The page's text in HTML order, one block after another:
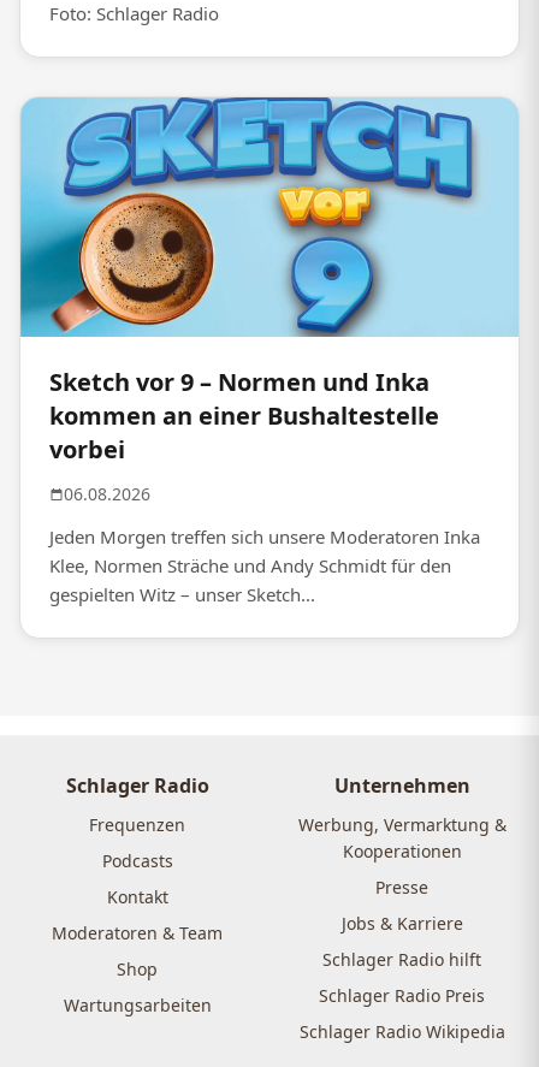
Foto: Schlager Radio
Sketch vor 9 – Normen und Inka
kommen an einer Bushaltestelle
vorbei
06.08.2026
Jeden Morgen treffen sich unsere Moderatoren Inka
Klee, Normen Sträche und Andy Schmidt für den
gespielten Witz – unser Sketch...
Schlager Radio
Frequenzen
Podcasts
Kontakt
Moderatoren & Team
Shop
Wartungsarbeiten
Unternehmen
Werbung, Vermarktung &
Kooperationen
Presse
Jobs & Karriere
Schlager Radio hilft
Schlager Radio Preis
Schlager Radio Wikipedia